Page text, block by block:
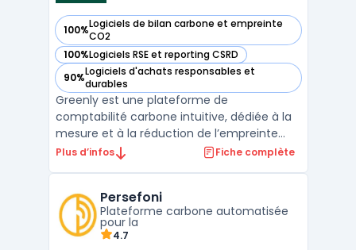
100%Logiciels de bilan carbone et empreinte
CO2
— voir Greenly dans cette catégorie
100%Logiciels RSE et reporting CSRD
— voir Greenly dans cette catégorie
90%Logiciels d'achats responsables et
durables
— voir Greenly dans cette catégorie
Greenly est une plateforme de
comptabilité carbone intuitive, dédiée à la
mesure et à la réduction de l’empreinte
carbone des entreprises. Elle s’intègre
données variées (consommation
énergétique, déplacements, etc.), perm ...
Plus d’infos Fiche complète
Persefoni
Plateforme carbone automatisée
pour la
4.7